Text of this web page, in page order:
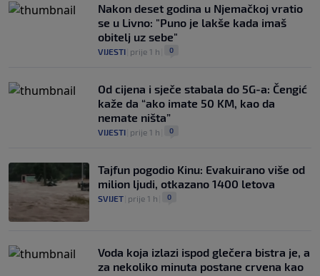
Nakon deset godina u Njemačkoj vratio
se u Livno: "Puno je lakše kada imaš
obitelj uz sebe"
VIJESTI prije 1 h 0
Od cijena i sječe stabala do 5G-a: Čengić
kaže da “ako imate 50 KM, kao da
nemate ništa”
VIJESTI prije 1 h 0
Tajfun pogodio Kinu: Evakuirano više od
milion ljudi, otkazano 1400 letova
SVIJET prije 1 h 0
Voda koja izlazi ispod glečera bistra je, a
za nekoliko minuta postane crvena kao